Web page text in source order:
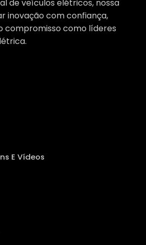
de veículos elétricos, nossa
inovação com confiança,
compromisso como líderes
E Vídeos